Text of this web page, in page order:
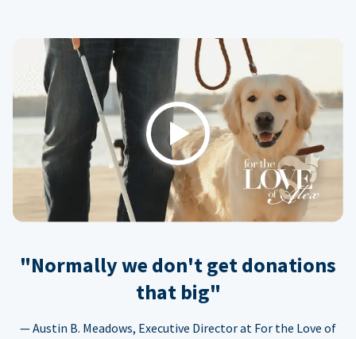
Play
"Normally we don't get donations
that big"
— Austin B. Meadows, Executive Director at For the Love of